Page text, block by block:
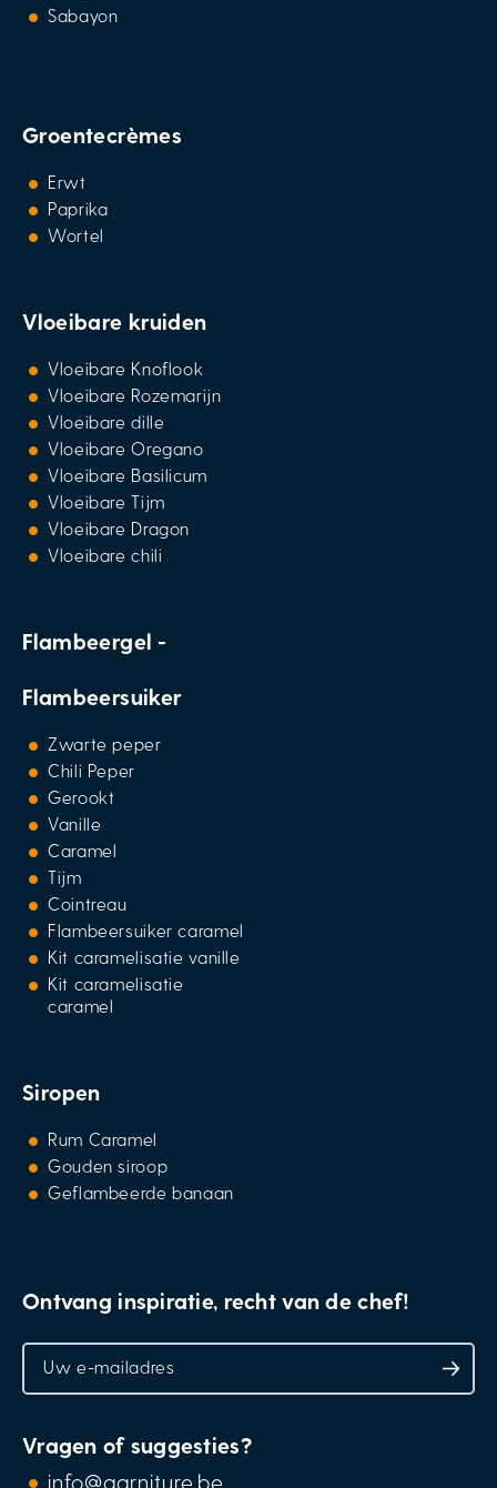
Sabayon
Groentecrèmes
Erwt
Paprika
Wortel
Vloeibare kruiden
Vloeibare Knoflook
Vloeibare Rozemarijn
Vloeibare dille
Vloeibare Oregano
Vloeibare Basilicum
Vloeibare Tijm
Vloeibare Dragon
Vloeibare chili
Flambeergel -
Flambeersuiker
Zwarte peper
Chili Peper
Gerookt
Vanille
Caramel
Tijm
Cointreau
Flambeersuiker caramel
Kit caramelisatie vanille
Kit caramelisatie
caramel
Siropen
Rum Caramel
Gouden siroop
Geflambeerde banaan
Ontvang inspiratie, recht van de chef!
Vragen of suggesties?
info@garniture.be